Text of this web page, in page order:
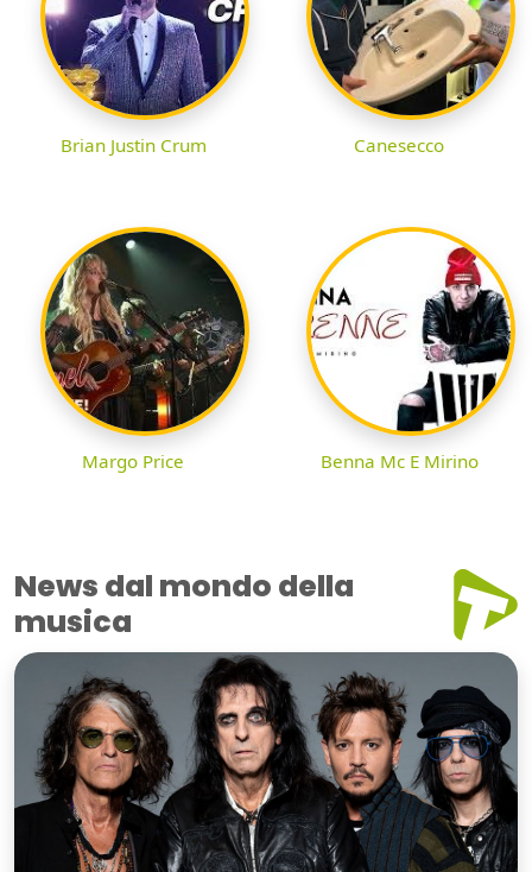
Brian Justin Crum Canesecco
Margo Price Benna Mc E Mirino
News dal mondo della
musica